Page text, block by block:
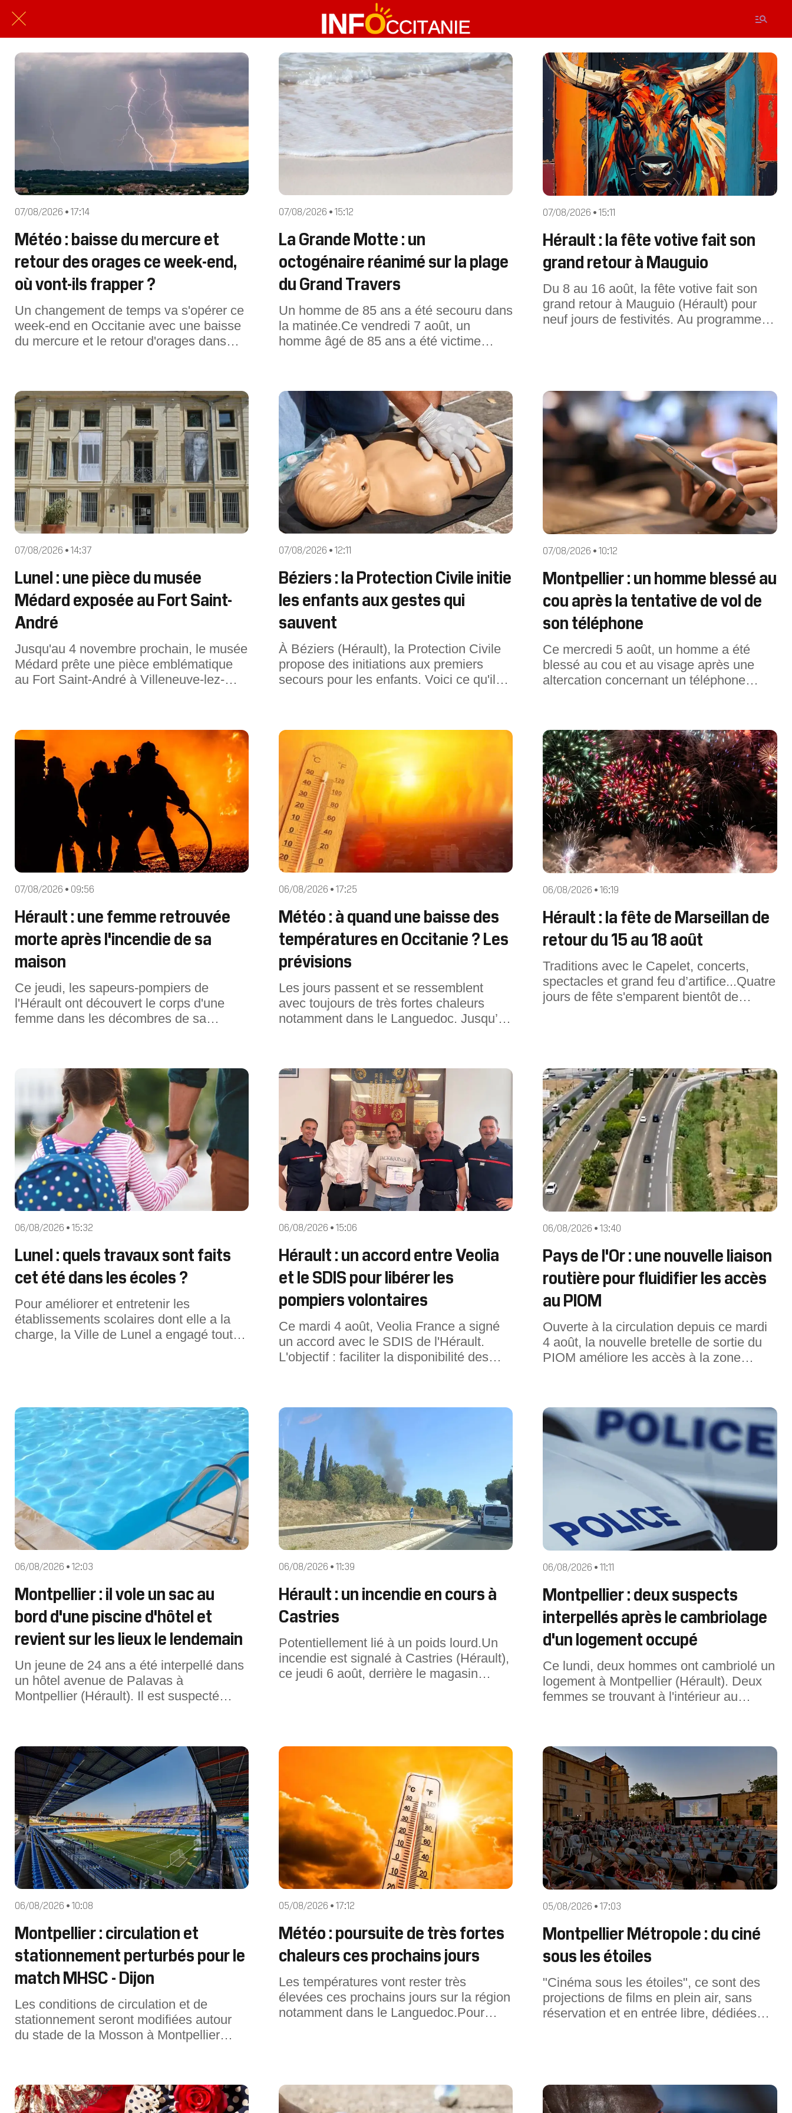
07/08/2026 • 17:14
Météo : baisse du mercure et
retour des orages ce week-end,
où vont-ils frapper ?
Un changement de temps va s'opérer ce
week-end en Occitanie avec une baisse
du mercure et le retour d'orages dans
les départements. Pour la journée de
samedi, la canicule se poursuit
07/08/2026 • 15:12
La Grande Motte : un
octogénaire réanimé sur la plage
du Grand Travers
Un homme de 85 ans a été secouru dans
la matinée.Ce vendredi 7 août, un
homme âgé de 85 ans a été victime
respiratoire, l'homme a été secouru par
les sauveteurs du poste de secours et
par
07/08/2026 • 15:11
Hérault : la fête votive fait son
grand retour à Mauguio
Du 8 au 16 août, la fête votive fait son
grand retour à Mauguio (Hérault) pour
neuf jours de festivités. Au programme :
temps fortsParmi les temps forts,
07/08/2026 • 14:37
Lunel : une pièce du musée
Médard exposée au Fort Saint-
André
Jusqu'au 4 novembre prochain, le musée
Médard prête une pièce emblématique
au Fort Saint-André à Villeneuve-lez-
Fort Saint-André, à Villeneuve-lez-
Avignon (Gard). Ce prêt s'inscrit dans le
cadre d
07/08/2026 • 12:11
Béziers : la Protection Civile initie
les enfants aux gestes qui
sauvent
À Béziers (Hérault), la Protection Civile
propose des initiations aux premiers
secours pour les enfants. Voici ce qu'il
l'Hérault, qui organise à Béziers (Hérault)
plusieurs initiations au
07/08/2026 • 10:12
Montpellier : un homme blessé au
cou après la tentative de vol de
son téléphone
Ce mercredi 5 août, un homme a été
blessé au cou et au visage après une
altercation concernant un téléphone
(Hérault). Ce mercredi 5 août, vers 19
heures, les policiers sont avisés de
07/08/2026 • 09:56
Hérault : une femme retrouvée
morte après l'incendie de sa
maison
Ce jeudi, les sapeurs-pompiers de
l'Hérault ont découvert le corps d'une
femme dans les décombres de sa
découverte à Cazouls-lès-Béziers
(Hérault). Les pompiers ont découvert le
corps d'un
06/08/2026 • 17:25
Météo : à quand une baisse des
températures en Occitanie ? Les
prévisions
Les jours passent et se ressemblent
avec toujours de très fortes chaleurs
notamment dans le Languedoc. Jusqu’à
Languedoc. Les très fortes chaleurs
persistent encore, surtout dans l’Hérault
06/08/2026 • 16:19
Hérault : la fête de Marseillan de
retour du 15 au 18 août
Traditions avec le Capelet, concerts,
spectacles et grand feu d’artifice...Quatre
jours de fête s'emparent bientôt de
République, Marseillan-Ville. Buvet
06/08/2026 • 15:32
Lunel : quels travaux sont faits
cet été dans les écoles ?
Pour améliorer et entretenir les
établissements scolaires dont elle a la
charge, la Ville de Lunel a engagé toute
inoccupés. Les agents municipaux e
06/08/2026 • 15:06
Hérault : un accord entre Veolia
et le SDIS pour libérer les
pompiers volontaires
Ce mardi 4 août, Veolia France a signé
un accord avec le SDIS de l'Hérault.
L'objectif : faciliter la disponibilité des
autorités à faciliter la mobilisation des
sapeurs-pompiers volontaires face
06/08/2026 • 13:40
Pays de l'Or : une nouvelle liaison
routière pour fluidifier les accès
au PIOM
Ouverte à la circulation depuis ce mardi
4 août, la nouvelle bretelle de sortie du
PIOM améliore les accès à la zone
Méditerranée (PIOM) est ouverte à la
circulation. Entièrement fi
06/08/2026 • 12:03
Montpellier : il vole un sac au
bord d'une piscine d'hôtel et
revient sur les lieux le lendemain
Un jeune de 24 ans a été interpellé dans
un hôtel avenue de Palavas à
Montpellier (Hérault). Il est suspecté
hôtel situé avenue de Palavas, à
Montpellier (Hérault). Aux abords de la
piscine de l'établ
06/08/2026 • 11:39
Hérault : un incendie en cours à
Castries
Potentiellement lié à un poids lourd.Un
incendie est signalé à Castries (Hérault),
ce jeudi 6 août, derrière le magasin
06/08/2026 • 11:11
Montpellier : deux suspects
interpellés après le cambriolage
d'un logement occupé
Ce lundi, deux hommes ont cambriolé un
logement à Montpellier (Hérault). Deux
femmes se trouvant à l'intérieur au
logement inoccupé, deux hommes ont
pénétré dans un appartement à Montpell
06/08/2026 • 10:08
Montpellier : circulation et
stationnement perturbés pour le
match MHSC - Dijon
Les conditions de circulation et de
stationnement seront modifiées autour
du stade de la Mosson à Montpellier
Montpellier (Hérault) à l'occasion de la
05/08/2026 • 17:12
Météo : poursuite de très fortes
chaleurs ces prochains jours
Les températures vont rester très
élevées ces prochains jours sur la région
notamment dans le Languedoc.Pour
aura été particulièrement douce et
05/08/2026 • 17:03
Montpellier Métropole : du ciné
sous les étoiles
"Cinéma sous les étoiles", ce sont des
projections de films en plein air, sans
réservation et en entrée libre, dédiées
une sélection de films autou